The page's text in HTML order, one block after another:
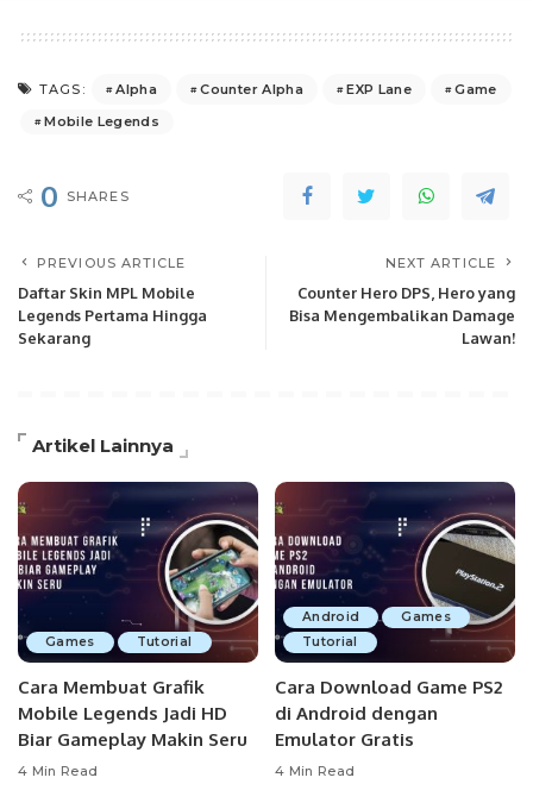
TAGS: Alpha Counter Alpha EXP Lane
Game
Mobile Legends
0 SHARES
PREVIOUS ARTICLE
Daftar Skin MPL Mobile
Legends Pertama Hingga
Sekarang
NEXT ARTICLE
Counter Hero DPS, Hero yang
Bisa Mengembalikan Damage
Lawan!
Artikel Lainnya
Games Tutorial
Cara Membuat Grafik
Mobile Legends Jadi HD
Biar Gameplay Makin Seru
4 Min Read
Android
Games
Tutorial
Cara Download Game PS2
di Android dengan
Emulator Gratis
4 Min Read